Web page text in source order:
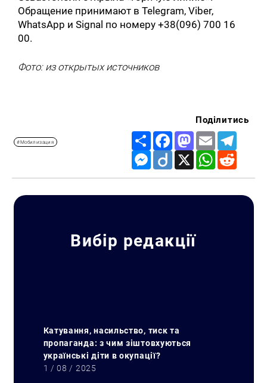
Обращение принимают в Telegram, Viber,
WhatsApp и Signal по номеру +38(096) 700 16
00.
Фото: из открытых источников
#Мобилизация
Поділитись
Share FacebookMastodon
Email
Messenger
Diigo X WhatsApp
Вибір редакції
Катування, насильство, тиск та
пропаганда: з чим зіштовхуються
українські діти в окупації?
1 / 08 / 2025